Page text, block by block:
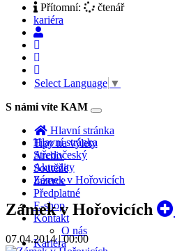
Přítomní:
čtenář
kariéra
Select Language ▼
S námi víte KAM
Toggle
navigation
Hlavní stránka
Tipy na výlety
Archiv
Soutěže
Inzerce
Předplatné
E-shop
Kontakt
O nás
Kariéra
Hlavní stránka
Středočeský
Aktuality
Zámek v Hořovicích
Zámek v Hořovicích
07.04.2014 | 00:00